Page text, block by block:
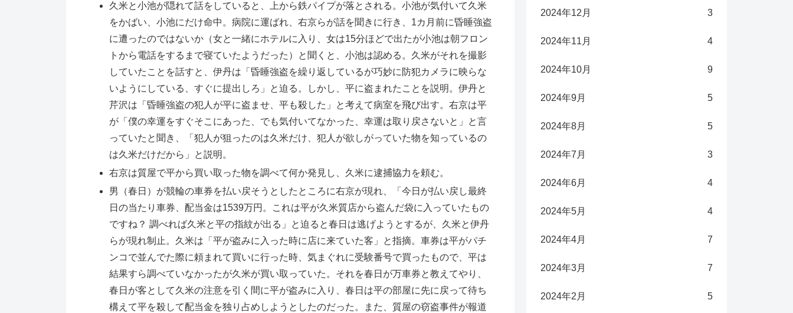
久米と小池が隠れて話をしていると、上から鉄パイプが落とされる。小池が気付いて久米
をかばい、小池にだけ命中。病院に運ばれ、右京らが話を聞きに行き、1カ月前に昏睡強盗
に遭ったのではないか（女と一緒にホテルに入り、女は15分ほどで出たが小池は朝フロン
トから電話をするまで寝ていたようだった）と聞くと、小池は認める。久米がそれを撮影
していたことを話すと、伊丹は「昏睡強盗を繰り返しているが巧妙に防犯カメラに映らな
いようにしている、すぐに提出しろ」と迫る。しかし、平に盗まれたことを説明。伊丹と
芹沢は「昏睡強盗の犯人が平に盗ませ、平も殺した」と考えて病室を飛び出す。右京は平
が「僕の幸運をすぐそこにあった、でも気付いてなかった、幸運は取り戻さないと」と言
っていたと聞き、「犯人が狙ったのは久米だけ、犯人が欲しがっていた物を知っているの
は久米だけだから」と説明。
右京は質屋で平から買い取った物を調べて何か発見し、久米に逮捕協力を頼む。
男（春日）が競輪の車券を払い戻そうとしたところに右京が現れ、「今日が払い戻し最終
日の当たり車券、配当金は1539万円。これは平が久米質店から盗んだ袋に入っていたもの
ですね？ 調べれば久米と平の指紋が出る」と迫ると春日は逃げようとするが、久米と伊丹
らが現れ制止。久米は「平が盗みに入った時に店に来ていた客」と指摘。車券は平がパチ
ンコで並んでた際に頼まれて買いに行った時、気まぐれに受験番号で買ったもので、平は
結果すら調べていなかったが久米が買い取っていた。それを春日が万車券と教えてやり、
春日が客として久米の注意を引く間に平が盗みに入り、春日は平の部屋に先に戻って待ち
構えて平を殺して配当金を独り占めしようとしたのだった。また、質屋の窃盗事件が報道
2024年12月 3
2024年11月 4
2024年10月 9
2024年9月 5
2024年8月 5
2024年7月 3
2024年6月 4
2024年5月 4
2024年4月 7
2024年3月 7
2024年2月 5